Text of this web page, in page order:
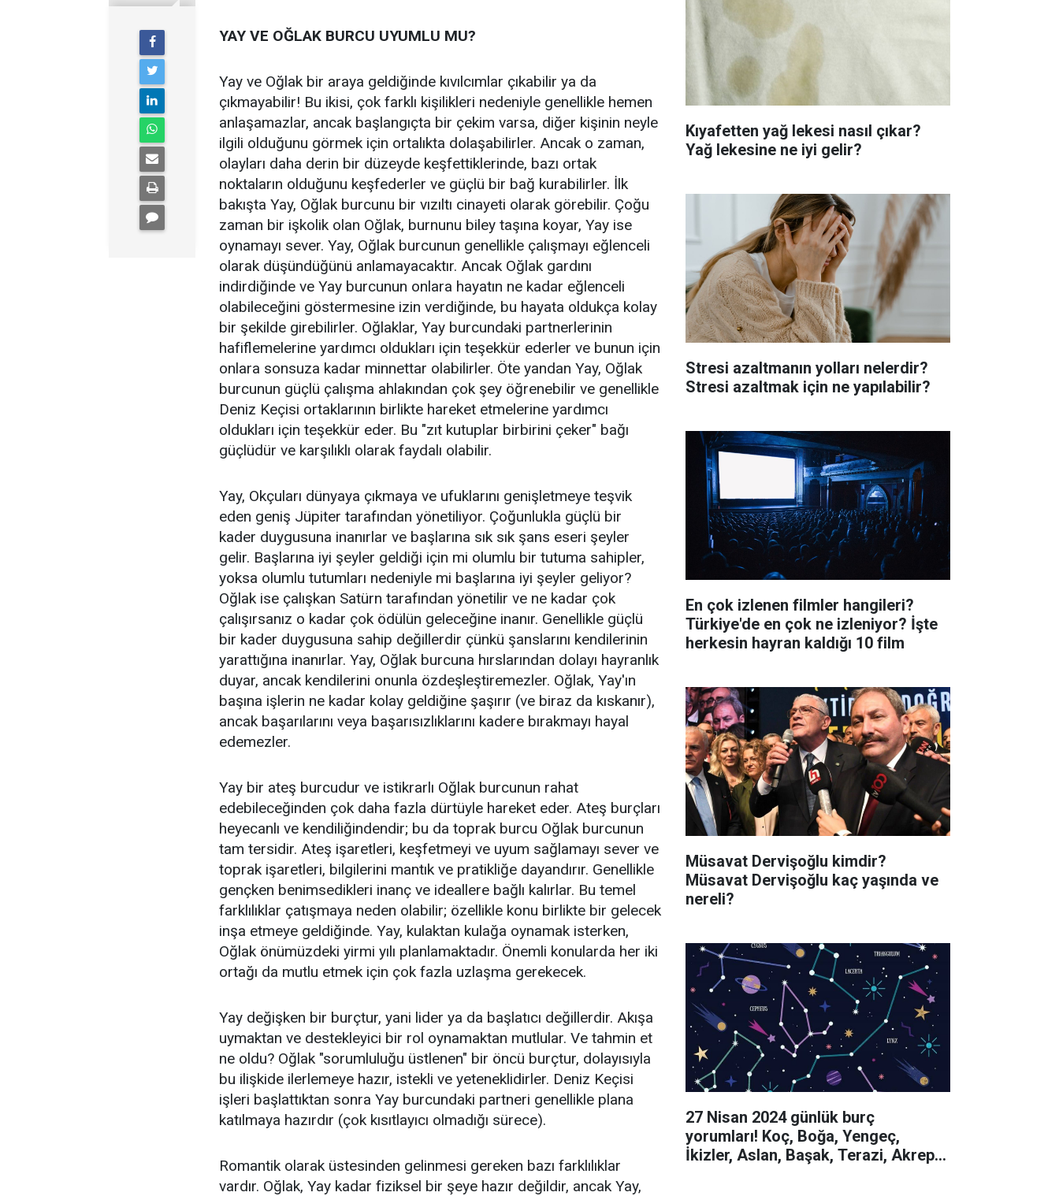
YAY VE OĞLAK BURCU UYUMLU MU?
Yay ve Oğlak bir araya geldiğinde kıvılcımlar çıkabilir ya da
çıkmayabilir! Bu ikisi, çok farklı kişilikleri nedeniyle genellikle hemen
anlaşamazlar, ancak başlangıçta bir çekim varsa, diğer kişinin neyle
ilgili olduğunu görmek için ortalıkta dolaşabilirler. Ancak o zaman,
olayları daha derin bir düzeyde keşfettiklerinde, bazı ortak
noktaların olduğunu keşfederler ve güçlü bir bağ kurabilirler. İlk
bakışta Yay, Oğlak burcunu bir vızıltı cinayeti olarak görebilir. Çoğu
zaman bir işkolik olan Oğlak, burnunu biley taşına koyar, Yay ise
oynamayı sever. Yay, Oğlak burcunun genellikle çalışmayı eğlenceli
olarak düşündüğünü anlamayacaktır. Ancak Oğlak gardını
indirdiğinde ve Yay burcunun onlara hayatın ne kadar eğlenceli
olabileceğini göstermesine izin verdiğinde, bu hayata oldukça kolay
bir şekilde girebilirler. Oğlaklar, Yay burcundaki partnerlerinin
hafiflemelerine yardımcı oldukları için teşekkür ederler ve bunun için
onlara sonsuza kadar minnettar olabilirler. Öte yandan Yay, Oğlak
burcunun güçlü çalışma ahlakından çok şey öğrenebilir ve genellikle
Deniz Keçisi ortaklarının birlikte hareket etmelerine yardımcı
oldukları için teşekkür eder. Bu "zıt kutuplar birbirini çeker" bağı
güçlüdür ve karşılıklı olarak faydalı olabilir.
Yay, Okçuları dünyaya çıkmaya ve ufuklarını genişletmeye teşvik
eden geniş Jüpiter tarafından yönetiliyor. Çoğunlukla güçlü bir
kader duygusuna inanırlar ve başlarına sık sık şans eseri şeyler
gelir. Başlarına iyi şeyler geldiği için mi olumlu bir tutuma sahipler,
yoksa olumlu tutumları nedeniyle mi başlarına iyi şeyler geliyor?
Oğlak ise çalışkan Satürn tarafından yönetilir ve ne kadar çok
çalışırsanız o kadar çok ödülün geleceğine inanır. Genellikle güçlü
bir kader duygusuna sahip değillerdir çünkü şanslarını kendilerinin
yarattığına inanırlar. Yay, Oğlak burcuna hırslarından dolayı hayranlık
duyar, ancak kendilerini onunla özdeşleştiremezler. Oğlak, Yay'ın
başına işlerin ne kadar kolay geldiğine şaşırır (ve biraz da kıskanır),
ancak başarılarını veya başarısızlıklarını kadere bırakmayı hayal
edemezler.
Yay bir ateş burcudur ve istikrarlı Oğlak burcunun rahat
edebileceğinden çok daha fazla dürtüyle hareket eder. Ateş burçları
heyecanlı ve kendiliğindendir; bu da toprak burcu Oğlak burcunun
tam tersidir. Ateş işaretleri, keşfetmeyi ve uyum sağlamayı sever ve
toprak işaretleri, bilgilerini mantık ve pratikliğe dayandırır. Genellikle
gençken benimsedikleri inanç ve ideallere bağlı kalırlar. Bu temel
farklılıklar çatışmaya neden olabilir; özellikle konu birlikte bir gelecek
inşa etmeye geldiğinde. Yay, kulaktan kulağa oynamak isterken,
Oğlak önümüzdeki yirmi yılı planlamaktadır. Önemli konularda her iki
ortağı da mutlu etmek için çok fazla uzlaşma gerekecek.
Yay değişken bir burçtur, yani lider ya da başlatıcı değillerdir. Akışa
uymaktan ve destekleyici bir rol oynamaktan mutlular. Ve tahmin et
ne oldu? Oğlak "sorumluluğu üstlenen" bir öncü burçtur, dolayısıyla
bu ilişkide ilerlemeye hazır, istekli ve yeteneklidirler. Deniz Keçisi
işleri başlattıktan sonra Yay burcundaki partneri genellikle plana
katılmaya hazırdır (çok kısıtlayıcı olmadığı sürece).
Romantik olarak üstesinden gelinmesi gereken bazı farklılıklar
vardır. Oğlak, Yay kadar fiziksel bir şeye hazır değildir, ancak Yay,
Kıyafetten yağ lekesi nasıl çıkar?
Yağ lekesine ne iyi gelir?
Stresi azaltmanın yolları nelerdir?
Stresi azaltmak için ne yapılabilir?
En çok izlenen filmler hangileri?
Türkiye'de en çok ne izleniyor? İşte
herkesin hayran kaldığı 10 film
Müsavat Dervişoğlu kimdir?
Müsavat Dervişoğlu kaç yaşında ve
nereli?
27 Nisan 2024 günlük burç
yorumları! Koç, Boğa, Yengeç,
İkizler, Aslan, Başak, Terazi, Akrep,